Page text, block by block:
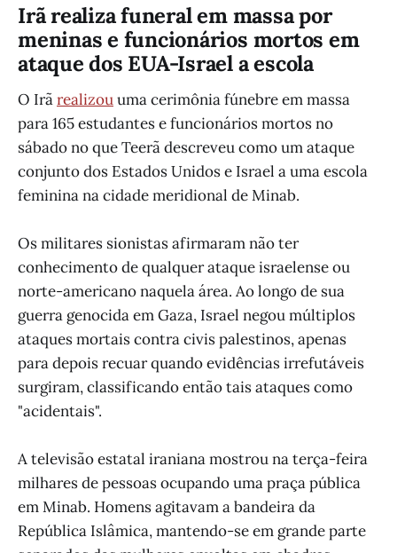
Irã realiza funeral em massa por
meninas e funcionários mortos em
ataque dos EUA-Israel a escola
O Irãrealizouuma cerimônia fúnebre em massa
para 165 estudantes e funcionários mortos no
sábado no que Teerã descreveu como um ataque
conjunto dos Estados Unidos e Israel a uma escola
feminina na cidade meridional de Minab.
Os militares sionistas afirmaram não ter
conhecimento de qualquer ataque israelense ou
norte-americano naquela área. Ao longo de sua
guerra genocida em Gaza, Israel negou múltiplos
ataques mortais contra civis palestinos, apenas
para depois recuar quando evidências irrefutáveis
surgiram, classificando então tais ataques como
"acidentais".
A televisão estatal iraniana mostrou na terça-feira
milhares de pessoas ocupando uma praça pública
em Minab. Homens agitavam a bandeira da
República Islâmica, mantendo-se em grande parte